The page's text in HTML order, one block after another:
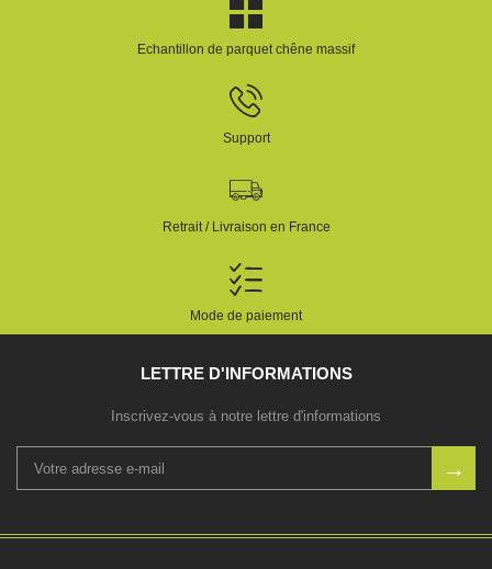
Echantillon de parquet chêne massif
Support
Retrait / Livraison en France
Mode de paiement
LETTRE D'INFORMATIONS
Inscrivez-vous à notre lettre d'informations